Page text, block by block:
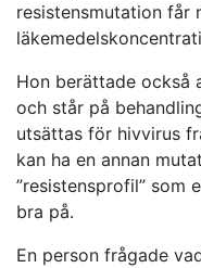
resistensmutation får
Hon berättade också
och står på
utsättas för hivvirus
kan ha en annan
”resistensprofil” som
bra på.
En person frågade